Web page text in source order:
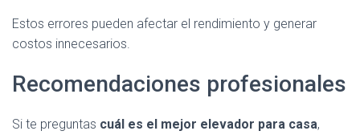
Estos errores pueden afectar el rendimiento y generar
costos innecesarios.
Recomendaciones profesionales
Si te preguntas cuál es el mejor elevador para casa,